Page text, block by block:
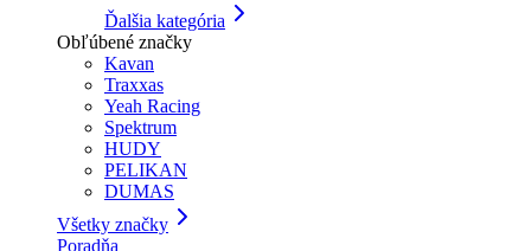
Ďalšia kategória
Obľúbené značky
Kavan
Traxxas
Yeah Racing
Spektrum
HUDY
PELIKAN
DUMAS
Všetky značky
Poradňa